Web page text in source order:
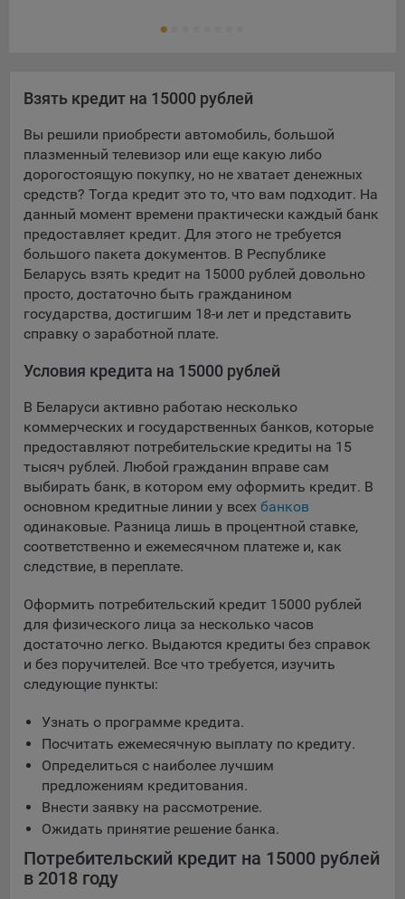
Google Analytics – сервис веб-аналитики,
Mountain View, CA 94043, USA.Политика
конфиденциальности Google.
Matomo — это система веб-аналитики, которая позволяет
следит за доступностью сервисов, предоставляемых
myfin.by.
Адрес: ООО «Рэкун технолоджи», 220069 г. Минск, пр-т
Дзержинского, д.3Б, пом.44.
Пиксель VK Рекламы - сервис позволяет показывать
рекламу на площадке VK пользователям, которые
посещали сайт.
Адрес: ООО «ВК», РФ, 125167, г. Москва, Ленинградский
проспект, д. 39, стр. 79, БЦ «SkyLight».
выбора (например, языкового). Техническая аналитика
используется для обеспечения корректной работы сайта.
Компании, которой мы поручаем обработку данных для
данной цели:
Сервис хранения информации, предоставляемый
компанией, согласно договора аренды ООО «Рэкун
технолоджи», 220069 г. Минск, пр-т Дзержинского, д.3Б,
пом.44.
Рекламные Cookie
Отключение рекламных cookie-файлы не позволит
принимать меры по совершенствованию работы
Сайта, исходя из предпочтений пользователя, а также
материалов по наиболее актуальному, подходящему
назначению для каждого конкретного пользователя.
Компании, которым мы поручаем обработку данных для
данной цели:
Яндекса рекламная сеть (Yandex Mobile Ads, ADFOX) -
Europe AG, Werftestrasse 4, CH-6005 Luzern, Switzerland.
Google Ads - сервис показа контекстной рекламы,
Взять кредит на 15000 рублей
Вы решили приобрести автомобиль, большой
плазменный телевизор или еще какую либо
дорогостоящую покупку, но не хватает денежных
средств? Тогда кредит это то, что вам подходит. На
данный момент времени практически каждый банк
предоставляет кредит. Для этого не требуется
большого пакета документов. В Республике
Беларусь взять кредит на 15000 рублей довольно
просто, достаточно быть гражданином
государства, достигшим 18-и лет и представить
справку о заработной плате.
Условия кредита на 15000 рублей
В Беларуси активно работаю несколько
коммерческих и государственных банков, которые
предоставляют потребительские кредиты на 15
тысяч рублей. Любой гражданин вправе сам
выбирать банк, в котором ему оформить кредит. В
основном кредитные линии у всех банков
одинаковые. Разница лишь в процентной ставке,
соответственно и ежемесячном платеже и, как
следствие, в переплате.
Оформить потребительский кредит 15000 рублей
для физического лица за несколько часов
достаточно легко. Выдаются кредиты без справок
и без поручителей. Все что требуется, изучить
следующие пункты:
Узнать о программе кредита.
Посчитать ежемесячную выплату по кредиту.
Определиться с наиболее лучшим
предложениям кредитования.
Внести заявку на рассмотрение.
Ожидать принятие решение банка.
Потребительский кредит на 15000 рублей
в 2018 году